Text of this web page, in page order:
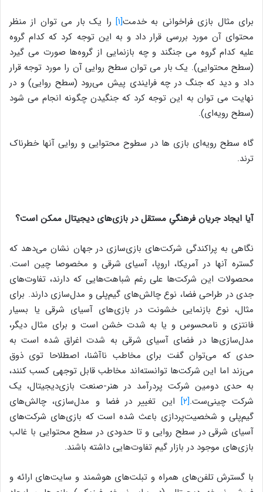
برای مثال بازی فراخوانی به خدمت[۱]
را یک بار می توان از منظر
محتوای آن مورد بررسی قرار داد و به این توجه کرد که کدام گروه
علیه کدام گروه می جنگند و چه بازنمایی از گروه‌ها صورت می گیرد
(سطح محتوایی). یک بار می توان سطح روایی آن را مورد توجه قرار
داد و دید که جنگ در چه فرایندی پیش می‌رود (سطح روایی) و در
نهایت می توان به این توجه کرد که جنگیدن چگونه انجام می شود
(سطح رویه‌ای).
گاه سطح رویه‌ای بازی ها در سطوح محتوایی و روایی آنها خطرناک
ترند.
آیا ایجاد جریان فرهنگیِ مستقل در بازی‌های دیجیتال ممکن است؟
نگاهی به پراکندگی شرکت‌های بازی‌سازی در جهان نشان می‌دهد که
گستره آنها در آمریکا، اروپا، آسیای شرقی و مخصوصا چین است.
محصولات این شرکت‌ها علی رغم شباهت‌هایی که دارند، تفاوت‌های
جدی در طراحی فضا، نوع چالش‌های گیم‌پلی و مدل‌سازی دارند. برای
مثال، نوع بازنمایی خشونت در بازی‌های آسیای شرقی یا بسیار
فانتزی و نامحسوس و یا به شدت خشن است و برای مثال دیگر،
مدل‌سازی‌ها در فضای آسیای شرقی به شدت اغراق شده است به
حدی که می‌توان گفت برای مخاطب ناآشنا، اصطلاحا توی ذوق
می‌زند اما این شرکت‌ها توانسته‌اند مخاطب قابل توجهی کسب کنند،
به حدی دومین شرکت پردرآمد در هنر-صنعت بازی‌دیجیتال، یک
شرکت چینی‌ست.[۲]
این تغییر در فضا و مدل‌سازی، چالش‌های
گیم‌پلی و شخصیت‌پردازی باعث شده است که بازی‌های شرکت‌های
آسیای شرقی در سطح روایی و تا حدودی در سطح محتوایی با غالب
بازی‌های موجود در بازار گیم تفاوت‌هایی داشته باشند.
با گسترش تلفن‌های همراه و تبلت‌های هوشمند و سایت‌های ارائه و